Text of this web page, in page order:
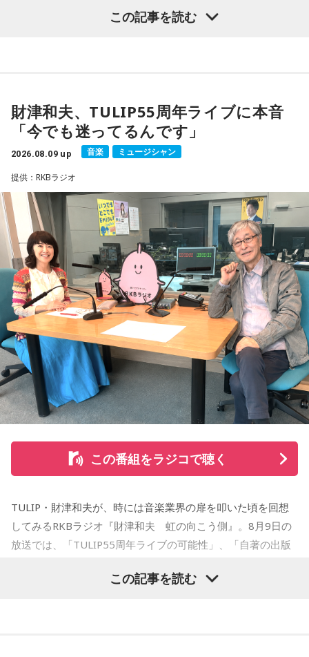
パーソナリティを務め、漫画にまつわるゲストを迎えるポッ
18年に及ぶ「宇宙兄弟」の連載完結のタイミングでの出演と
なり、「宇宙兄弟」誕生のエピソードや「キャラクターに出
会う」というキャラクター造形について、ストーリーの発想
小山宙哉をゲストに迎える特別番組『マンガのラジオ 宇宙兄
弟スペシャル supported by viviON』は8月16日（日）19時
から放送。放送後には、地上波本編で未公開の音源を含むデ
ィレクターズカット版のポッドキャスト配信も予定してい
る。
【小山宙哉プロフィール】
1978年生 京都府出身 京都市立銅駝美術工芸高等学校（現：
京都市立美術工芸高等学校）、大阪市立デザイン教育研究所
卒業。デザイン会社勤務を経て、「モーニング」に持ち込み
をした『ジジジイ』で第14回MANGA OPEN審査委員賞（わ
たせせいぞう賞）受賞。『劇団JET’S』で第15回MANGA
OPEN大賞受賞。2006年『ハルジャン』『ジジジイ-GGG-』
を連載。
2007年12月、初の週刊連載作品『宇宙兄弟』連載開始。同作
で2010年 第56回小学館漫画賞一般向け部門、2011年 第35回
講談社漫画賞一般部門、2014年 手塚治虫文化賞読者賞を受
賞。TVアニメ、実写映画等、多くのメディアミックスを果た
この記事を読む
財津和夫、TULIP55周年ライブに本音
「今でも迷ってるんです」
2026.08.09 up 音楽 ミュージシャン
提供：RKBラジオ
この番組をラジコで聴く
TULIP・財津和夫が、時には音楽業界の扉を叩いた頃を回想
してみるRKBラジオ『財津和夫 虹の向こう側』。8月9日の
放送では、「TULIP55周年ライブの可能性」、「自著の出版
た古今のトピックスが盛りだくさんです。
この記事を読む